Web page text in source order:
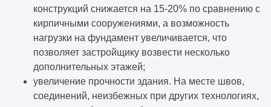
конструкций снижается на 15-20% по сравнению с
кирпичными сооружениями, а возможность
нагрузки на фундамент увеличивается, что
позволяет застройщику возвести несколько
дополнительных этажей;
увеличение прочности здания. На месте швов,
соединений, неизбежных при других технологиях,